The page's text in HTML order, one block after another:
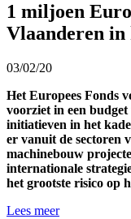
1 miljoen
Vlaanderen
03/02/20
Het Europees Fonds
voorziet in een
initiatieven in het
er vanuit de sectoren
machinebouw
internationale
het grootste risico op
Lees meer